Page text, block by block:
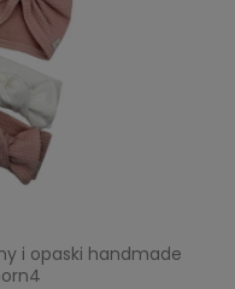
i opaski handmade